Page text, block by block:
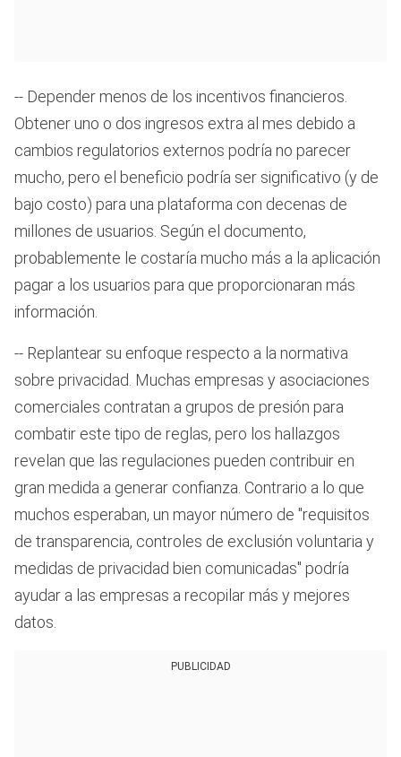
-- Depender menos de los incentivos financieros.
Obtener uno o dos ingresos extra al mes debido a
cambios regulatorios externos podría no parecer
mucho, pero el beneficio podría ser significativo (y de
bajo costo) para una plataforma con decenas de
millones de usuarios. Según el documento,
probablemente le costaría mucho más a la aplicación
pagar a los usuarios para que proporcionaran más
información.
-- Replantear su enfoque respecto a la normativa
sobre privacidad. Muchas empresas y asociaciones
comerciales contratan a grupos de presión para
combatir este tipo de reglas, pero los hallazgos
revelan que las regulaciones pueden contribuir en
gran medida a generar confianza. Contrario a lo que
muchos esperaban, un mayor número de "requisitos
de transparencia, controles de exclusión voluntaria y
medidas de privacidad bien comunicadas" podría
ayudar a las empresas a recopilar más y mejores
datos.
PUBLICIDAD